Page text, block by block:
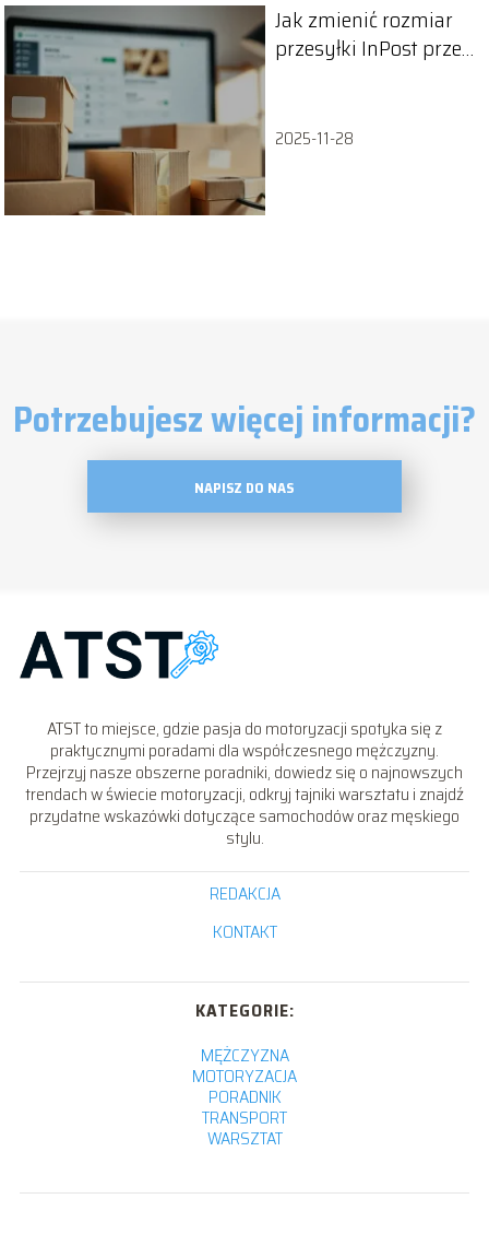
Jak zmienić rozmiar
przesyłki InPost przed
2025-11-28
Potrzebujesz więcej informacji?
NAPISZ DO NAS
ATST to miejsce, gdzie pasja do motoryzacji spotyka się z
praktycznymi poradami dla współczesnego mężczyzny.
Przejrzyj nasze obszerne poradniki, dowiedz się o najnowszych
trendach w świecie motoryzacji, odkryj tajniki warsztatu i znajdź
przydatne wskazówki dotyczące samochodów oraz męskiego
stylu.
REDAKCJA
KONTAKT
KATEGORIE:
MĘŻCZYZNA
MOTORYZACJA
PORADNIK
TRANSPORT
WARSZTAT